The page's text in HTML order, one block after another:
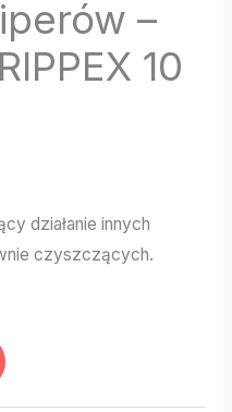
–
10
działanie innych
czyszczących.